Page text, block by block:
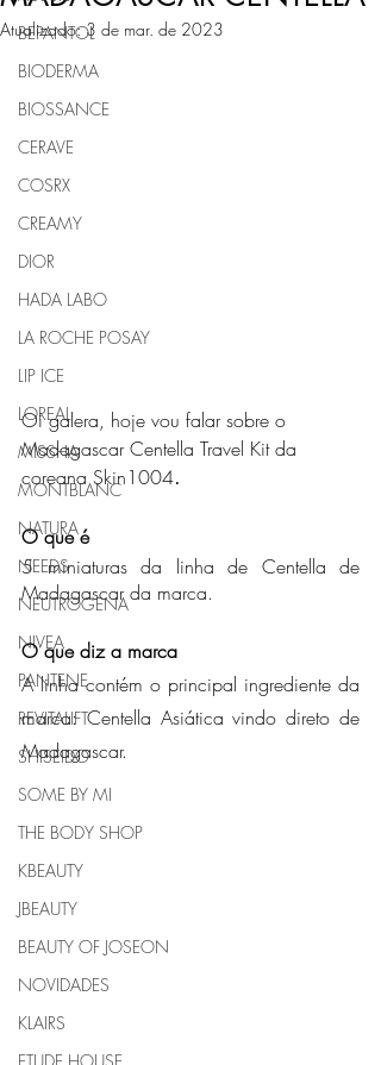
BEPANTOL
BIODERMA
BIOSSANCE
CERAVE
COSRX
CREAMY
DIOR
HADA LABO
LA ROCHE POSAY
LIP ICE
LOREAL
MISSHA
MONTBLANC
NATURA
NEEDS
NEUTROGENA
NIVEA
PANTENE
REVITALIFT
SHISEIDO
SOME BY MI
THE BODY SHOP
KBEAUTY
JBEAUTY
BEAUTY OF JOSEON
NOVIDADES
KLAIRS
Atualizado:3 de mar. de 2023
Oi galera, hoje vou falar sobre o
Madagascar Centella Travel Kit da
coreana Skin1004.
O que é
5 miniaturas da linha de Centella de
Madagascar da marca.
O que diz a marca
A linha contém o principal ingrediente da
marca: Centella Asiática vindo direto de
Madagascar.